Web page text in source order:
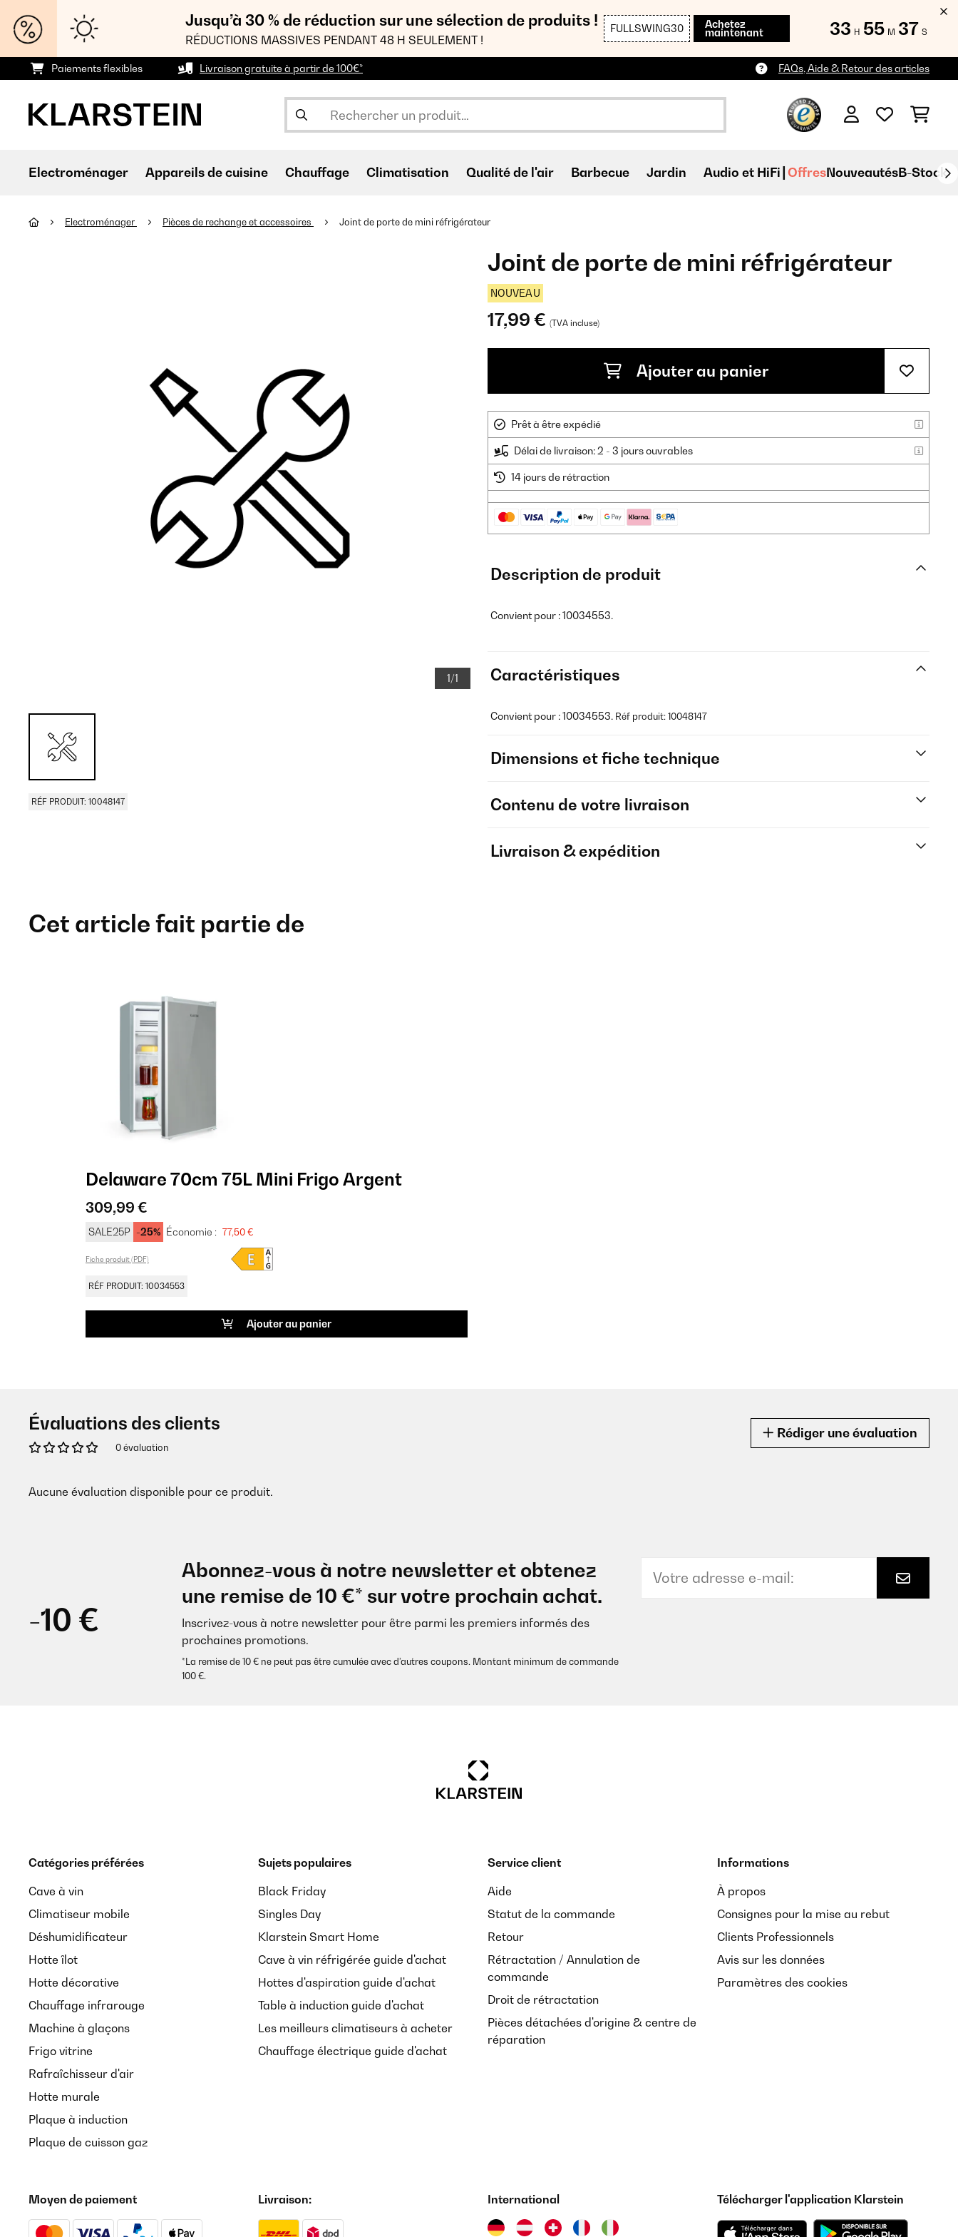
Jusqu’à 30 % de réduction sur une sélection de produits !
RÉDUCTIONS MASSIVES PENDANT 48 H SEULEMENT !
FULLSWING30 Achetez
maintenant 33 H 55 M 36 S
Paiements flexibles Livraison gratuite à partir de 100€* FAQs, Aide & Retour des articles
Electroménager Appareils de cuisine Chauffage Climatisation Qualité de l'air Barbecue Jardin Audio et HiFi OffresNouveautésB-Stock
Electroménager Pièces de rechange et accessoires Joint de porte de mini réfrigérateur
1/1
RÉF PRODUIT: 10048147
Joint de porte de mini réfrigérateur
NOUVEAU
17,99 € (TVA incluse)
Ajouter au panier
Prêt à être expédié
Délai de livraison: 2 - 3 jours ouvrables
14 jours de rétraction
Description de produit
Convient pour : 10034553.
Caractéristiques
Convient pour : 10034553. Réf produit: 10048147
Dimensions et fiche technique
Contenu de votre livraison
Livraison & expédition
Cet article fait partie de
Delaware 70cm 75L Mini Frigo Argent
309,99 €
SALE25P -25% Économie : 77,50 €
Fiche produit (PDF)
RÉF PRODUIT: 10034553
Ajouter au panier
Évaluations des clients
0 évaluation
Rédiger une évaluation
Aucune évaluation disponible pour ce produit.
-10 €
Abonnez-vous à notre newsletter et obtenez
une remise de 10 €* sur votre prochain achat.
Inscrivez-vous à notre newsletter pour être parmi les premiers informés des
prochaines promotions.
*La remise de 10 € ne peut pas être cumulée avec d’autres coupons. Montant minimum de commande
100 €.
Catégories préférées
Cave à vin
Climatiseur mobile
Déshumidificateur
Hotte îlot
Hotte décorative
Chauffage infrarouge
Machine à glaçons
Frigo vitrine
Rafraîchisseur d'air
Hotte murale
Plaque à induction
Plaque de cuisson gaz
Sujets populaires
Black Friday
Singles Day
Klarstein Smart Home
Cave à vin réfrigérée guide d'achat
Hottes d'aspiration guide d'achat
Table à induction guide d'achat
Les meilleurs climatiseurs à acheter
Chauffage électrique guide d'achat
Service client
Aide
Statut de la commande
Retour
Rétractation / Annulation de
commande
Droit de rétractation
Pièces détachées d'origine & centre de
réparation
Informations
À propos
Consignes pour la mise au rebut
Clients Professionnels
Avis sur les données
Paramètres des cookies
Moyen de paiement Livraison: International Télécharger l'application Klarstein